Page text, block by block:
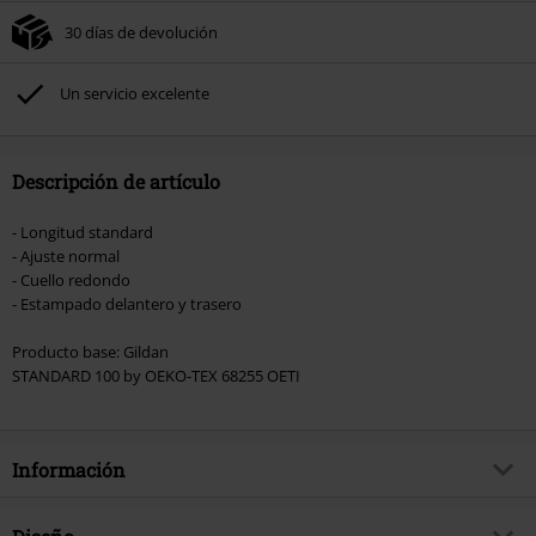
No acumulable con otras promociones Códigos promocionales.. Quedan
Rammstein, (Till) Lindemann, Böhse Onkelz, Broilers, Die Ärzte, Die Toten
Hosen, Metality, Funko Pop!, vales regalo y artículos que incluyan una
30 días de devolución
Un servicio excelente
Descripción de artículo
- Longitud standard
- Ajuste normal
- Cuello redondo
- Estampado delantero y trasero
Producto base: Gildan
STANDARD 100 by OEKO-TEX 68255 OETI
Información
Artículo no.